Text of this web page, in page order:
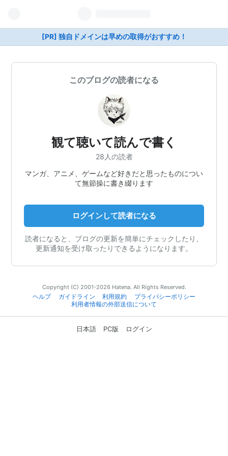
[PR] 独自ドメインは早めの取得がおすすめ！
このブログの読者になる
観て聴いて読んで書く
28人の読者
マンガ、アニメ、ゲームなど好きだと思ったものについ
て無節操に書き綴ります
ログインして読者になる
読者になると、ブログの更新を簡単にチェックしたり、
更新通知を受け取ったりできるようになります。
Copyright (C) 2001-2026 Hatena. All Rights Reserved.
ヘルプ
ガイドライン 利用規約
プライバシーポリシー
利用者情報の外部送信について
日本語 PC版 ログイン